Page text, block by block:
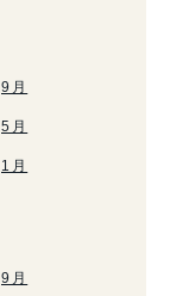
9月
5月
1月
9月